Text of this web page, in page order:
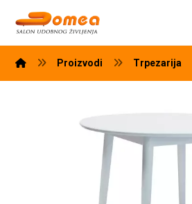
Proizvodi Trpezarija